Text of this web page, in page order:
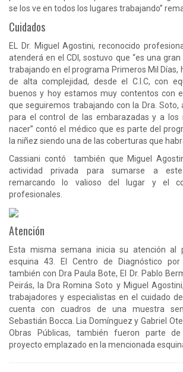
se los ve en todos los lugares trabajando”
Cuidados
EL Dr. Miguel Agostini, reconocido
atenderá en el CDI, sostuvo que “es una
trabajando en el programa Primeros Mil Días,
de alta complejidad, desde el C.I.C, con
buenos y hoy estamos muy contentos con
que seguiremos trabajando con la Dra. Soto,
para el control de las embarazadas y a los
nacer” contó el médico que es parte del
la niñez siendo una de las coberturas que
Cassiani contó también que Miguel
actividad privada para sumarse a este
remarcando lo valioso del lugar y el
profesionales.
Atención
Esta misma semana inicia su atención al
esquina 43. El Centro de Diagnóstico por
también con Dra Paula Bote, El Dr. Pablo
Peirás, la Dra Romina Soto y Miguel
trabajadores y especialistas en el cuidado
cuenta con cuadros de una muestra
Sebastián Bocca. Lia Domínguez y Gabriel
Obras Públicas, también fueron parte
proyecto emplazado en la mencionada